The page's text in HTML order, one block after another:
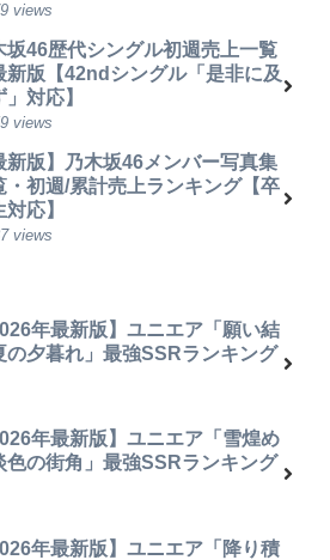
views
坂46歴代シングル初週売上一覧
新版【42ndシングル「是非に及
」対応】
views
新版】乃木坂46メンバー写真集
・初週/累計売上ランキング【卒
応】
views
年最新版】ユニエア「願い結
の夕暮れ」最強SSRランキング
年最新版】ユニエア「雪煌め
色の街角」最強SSRランキング
年最新版】ユニエア「降り積